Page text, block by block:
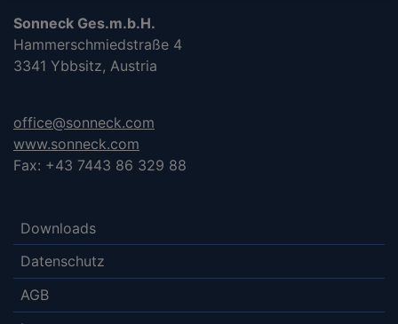
Sonneck Ges.m.b.H.
Hammerschmiedstraße 4
3341 Ybbsitz, Austria
office@sonneck.com
www.sonneck.com
Fax: +43 7443 86 329 88
Downloads
Datenschutz
AGB